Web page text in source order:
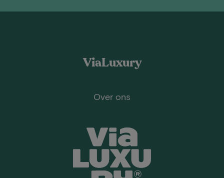
ViaLuxury
Over ons